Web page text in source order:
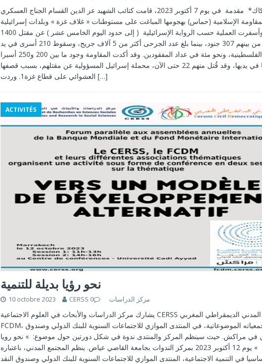
د.حميد بحكاك* مقدمة في يوم 7 أكتوبر 2023، قامت كتائب الشهيد عز الدين القسام الجناج العسكري
الإسلامية (حماس) بهجومها المباغت على مستوطنات « غلاف غزة » وبلدات إسرائيلية
بالجنوب، وأسفرت العملية حسب الرواية الإسرائيلية ( إلى حدود اليوم الخامس عشر ) عن مقتل 1400
إسرائيلي، من بينهم 307 جنود، بينما بلغ عدد الجرحى أكثر من 5 آلاف جريح، وسقوط 210 أسرى في يد
المقاومة الفلسطينية، ونحو مئة في عداد المفقودين. وقد أكدت المقاومة وجود ما بين 200 و250 أسيرا
إسرائيليا في يديها، وقد قُتل منهم 22 حتى الآن، محملة إسرائيل المسؤولية عن مقتلهم، بسبب قصفها
العشوائي على قطاع غزة1. وردت[…]
ACTIVITÉS
نحو رؤيا بديلة للتنمية
10 octobre 2023 CERSS مركز الدراسات 0
يشارك مركز الدراسات والأبحاث في العلوم الاجتماعية CERSS والمنتدى المدني الديمقراطي المغربي
FCDM، بمختلف جمعياته الموضوعاتية، في المنتدى الموازي للاجتماعات السنوية للبنك الدولي وصندوق
في مراكش. حيث سينظم المركز والمنتدى ندوة في شكل دورتين حول موضوع: » نحو رويا
بديلة للتنمية » يوم 12 أكتوبر 2023 بمركز الندوات بجامعة القاضي عياض. ينظم المجتمع المدني، باعتباره
في التنمية الاجتماعية، المنتدى الموازي للاجتماعات السنوية للبنك الدولي وصندوق النقد